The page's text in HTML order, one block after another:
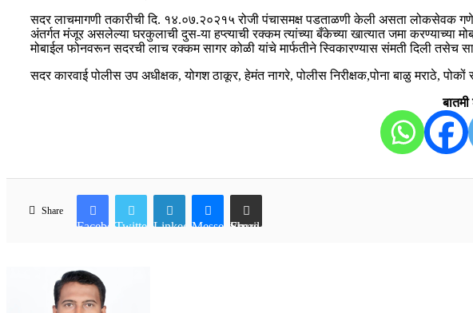
सदर लाचमागणी तकारीची दि. १४.०७.२०२१५ रोजी पंचासमक्ष पडताळणी केली असता लोकसेवक गणेश
अंतर्गत मंजूर असलेल्या घरकुलाची दुस-या हप्त्याची रक्कम त्यांच्या बँकेच्या खात्यात जमा
मोबाईल फोनवरून सदरची लाच रक्कम सागर कोळी यांचे मार्फतीने स्विकारण्यास संमती दिली तसेच
सदर कारवाई पोलीस उप अधीक्षक, योगश ठाकूर, हेमंत नागरे, पोलीस निरीक्षक,पोना बाळु मराठे,
Share
FacebookTwitter LinkedInMessengerShare via Email